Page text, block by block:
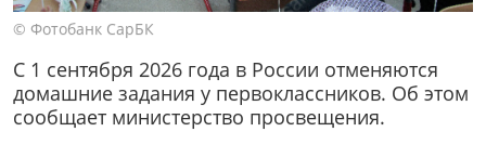
© Фотобанк СарБК
С 1 сентября 2026 года в России отменяются
домашние задания у первоклассников. Об этом
сообщает министерство просвещения.